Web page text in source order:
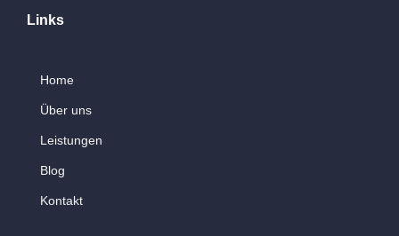
Links
Home
Über uns
Leistungen
Blog
Kontakt